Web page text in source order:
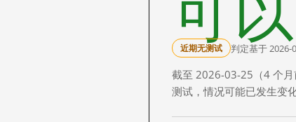
近期无测试 判定基于 2026-
截至 2026-03-25（4 个
测试，情况可能已发生变化